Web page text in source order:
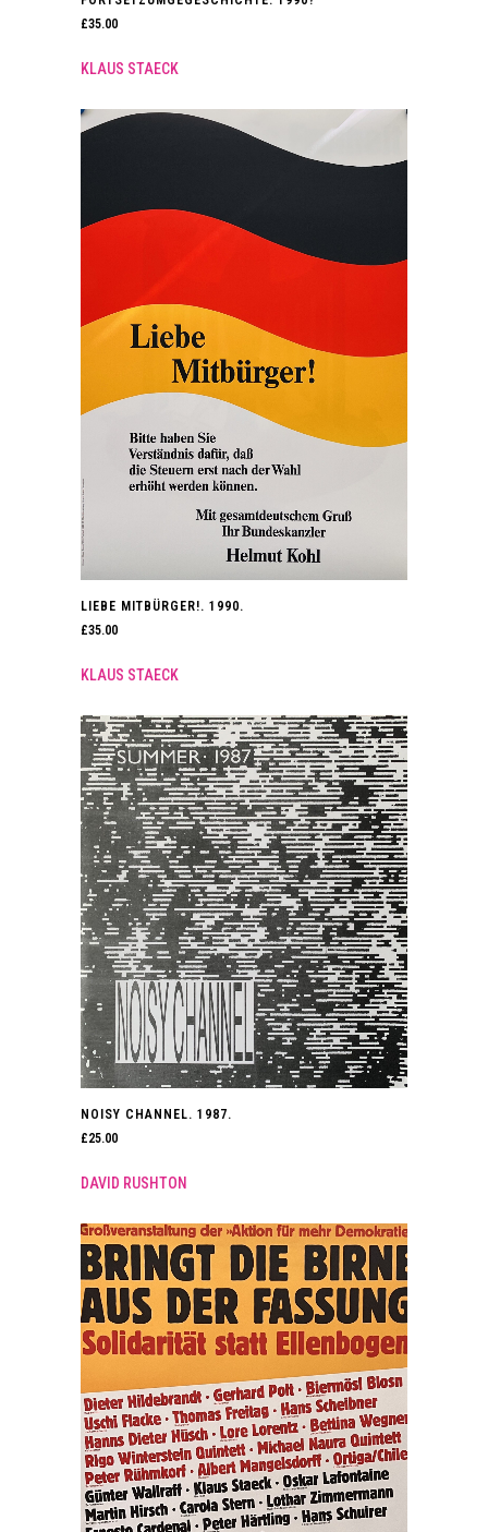
£35.00
KLAUS STAECK
LIEBE MITBÜRGER!. 1990.
£35.00
KLAUS STAECK
NOISY CHANNEL. 1987.
£25.00
DAVID RUSHTON